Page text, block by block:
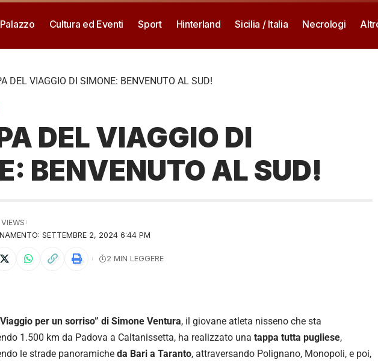
Cultura ed Eventi Sport Hinterland Sicilia / Italia Necrologi
DEL VIAGGIO DI SIMONE: BENVENUTO AL SUD!
DEL VIAGGIO DI
BENVENUTO AL SUD!
SETTEMBRE 2, 2024 6:44 PM
2 MIN LEGGERE
per un sorriso” di Simone Ventura, il giovane atleta nisseno che sta
1.500 km da Padova a Caltanissetta, ha realizzato una tappa tutta pugliese,
le strade panoramiche da Bari a Taranto, attraversando Polignano, Monopoli, e poi,